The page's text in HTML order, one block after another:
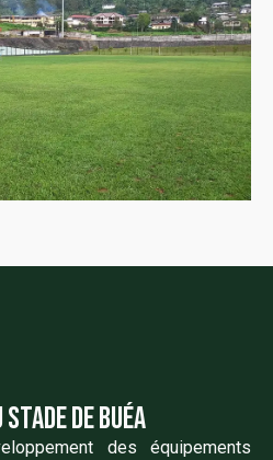
de buéa
des équipements